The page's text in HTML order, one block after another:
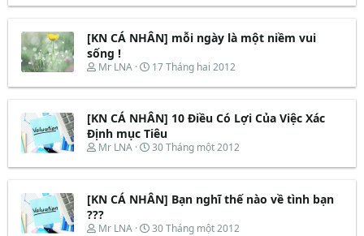
a
t
e
r
ầ
r
a
d
s
a
t
e
r
à
b
t
ầ
[KN CÁ NHÂN] mỗi ngày là một niềm vui
sống !
T
r
a
d
s
a
t
e
r
Mr LNA
N
à
b
ắ
t
ầ
17 Tháng hai 2012
[KN CÁ NHÂN] 10 Điều Có Lợi Của Việc Xác
Định mục Tiêu
T
r
a
d
s
Mr LNA
N
à
b
t
30 Tháng một 2012
[KN CÁ NHÂN] Bạn nghĩ thế nào về tình bạn
???
T
Mr LNA
N
30 Tháng một 2012